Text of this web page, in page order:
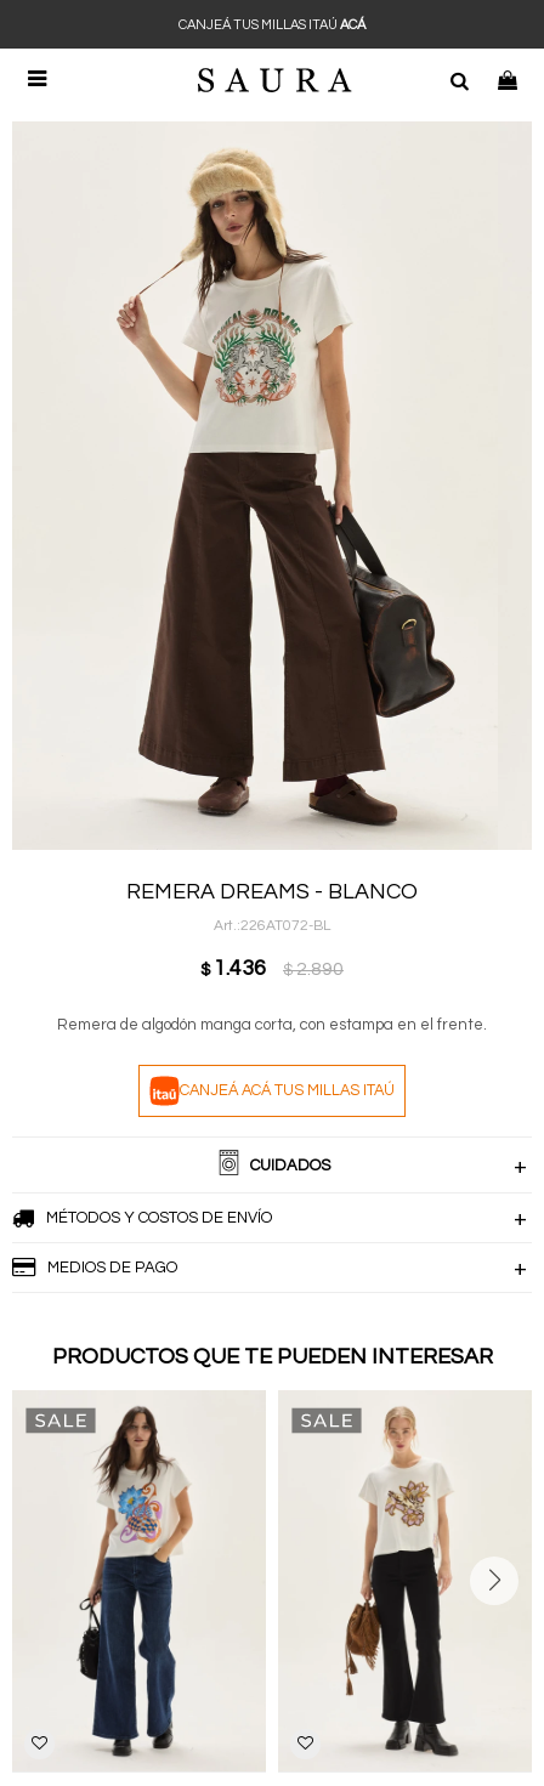

CANJEÁ TUS MILLAS ITAÚ ACÁ
REMERA DREAMS - BLANCO
226AT072-BL
$ 1.436 $ 2.890
Remera de algodón manga corta, con estampa en el frente.
CANJEÁ ACÁ TUS MILLAS ITAÚ
CUIDADOS
MÉTODOS Y COSTOS DE ENVÍO
MEDIOS DE PAGO
PRODUCTOS QUE TE PUEDEN INTERESAR